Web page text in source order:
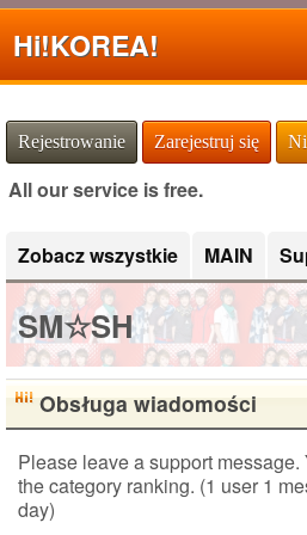
Hi!KOREA!
Rejestrowanie Zarejestruj się
All our service is free.
Zobacz wszystkie MAIN
SM☆SH
Obsługa wiadomości
Please leave a support
the category ranking. (1 user 1
day)